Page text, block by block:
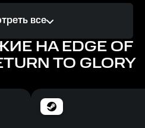
аналогичный
все
НА EDGE OF
TO GLORY